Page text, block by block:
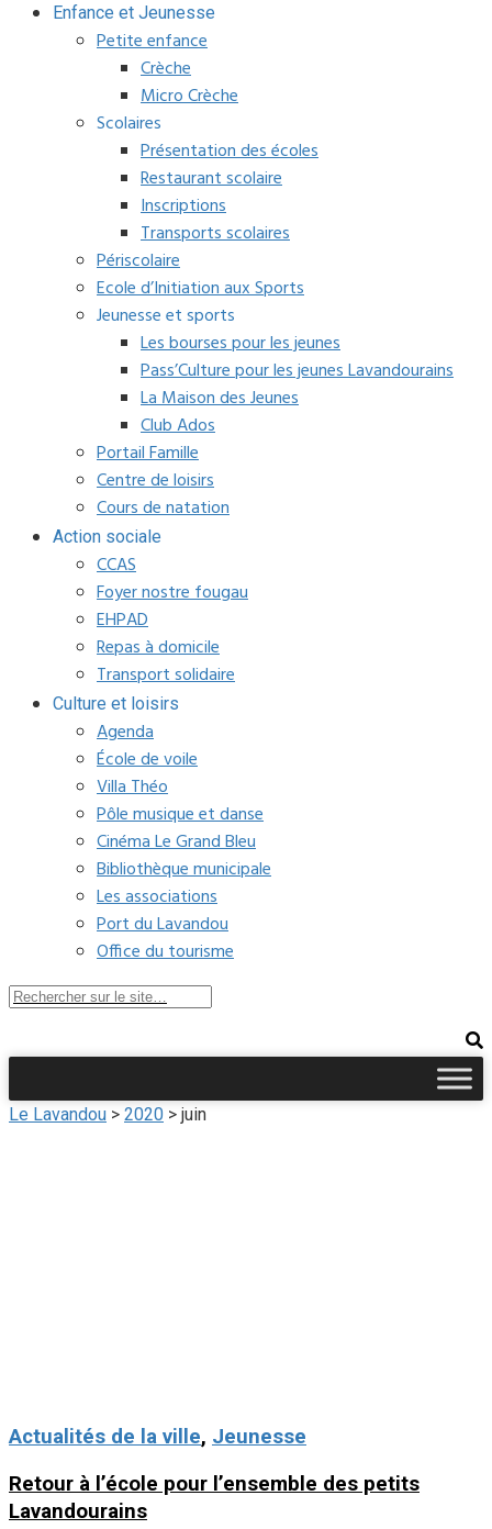
Enfance et Jeunesse
Petite enfance
Crèche
Micro Crèche
Scolaires
Présentation des écoles
Restaurant scolaire
Inscriptions
Transports scolaires
Périscolaire
Ecole d’Initiation aux Sports
Jeunesse et sports
Les bourses pour les jeunes
Pass’Culture pour les jeunes Lavandourains
La Maison des Jeunes
Club Ados
Portail Famille
Centre de loisirs
Cours de natation
Action sociale
CCAS
Foyer nostre fougau
EHPAD
Repas à domicile
Transport solidaire
Culture et loisirs
Agenda
École de voile
Villa Théo
Pôle musique et danse
Cinéma Le Grand Bleu
Bibliothèque municipale
Les associations
Port du Lavandou
Office du tourisme
Le Lavandou > 2020 > juin
Actualités de la ville, Jeunesse
Retour à l’école pour l’ensemble des petits
Lavandourains